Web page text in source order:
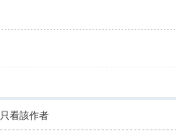
只看該作者